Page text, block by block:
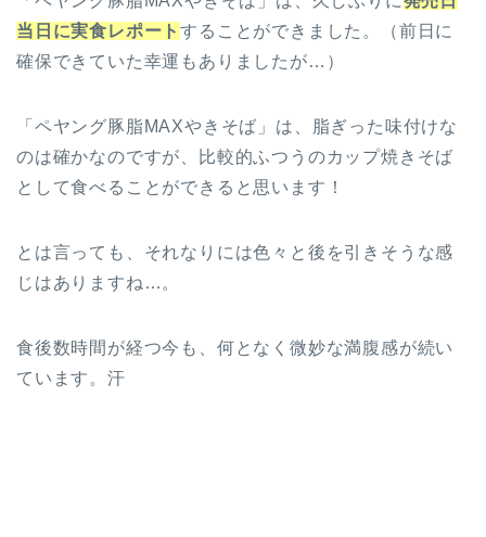
当日に実食レポートすることができました。（前日に
確保できていた幸運もありましたが…）
「ペヤング豚脂MAXやきそば」は、脂ぎった味付けな
のは確かなのですが、比較的ふつうのカップ焼きそば
として食べることができると思います！
とは言っても、それなりには色々と後を引きそうな感
じはありますね…。
食後数時間が経つ今も、何となく微妙な満腹感が続い
ています。汗